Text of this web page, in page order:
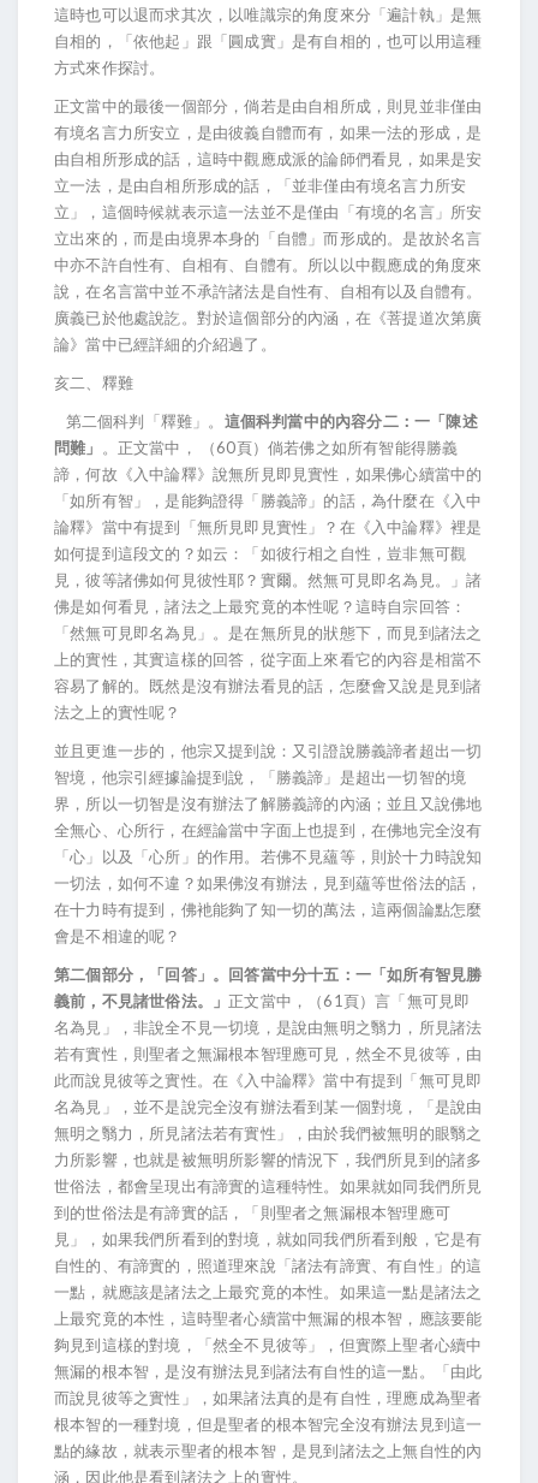
這時也可以退而求其次，以唯識宗的角度來分「遍計執」是無
自相的，「依他起」跟「圓成實」是有自相的，也可以用這種
方式來作探討。
正文當中的最後一個部分，倘若是由自相所成，則見並非僅由
有境名言力所安立，是由彼義自體而有，如果一法的形成，是
由自相所形成的話，這時中觀應成派的論師們看見，如果是安
立一法，是由自相所形成的話，「並非僅由有境名言力所安
立」，這個時候就表示這一法並不是僅由「有境的名言」所安
立出來的，而是由境界本身的「自體」而形成的。是故於名言
中亦不許自性有、自相有、自體有。所以以中觀應成的角度來
說，在名言當中並不承許諸法是自性有、自相有以及自體有。
廣義已於他處說訖。對於這個部分的內涵，在《菩提道次第廣
論》當中已經詳細的介紹過了。
亥二、釋難
第二個科判「釋難」。 這個科判當中的內容分二：一「陳述
問難」
。正文當中， （60頁）倘若佛之如所有智能得勝義
諦，何故《入中論釋》說無所見即見實性，如果佛心續當中的
「如所有智」，是能夠證得「勝義諦」的話，為什麼在《入中
論釋》當中有提到「無所見即見實性」？在《入中論釋》裡是
如何提到這段文的？如云：「如彼行相之自性，豈非無可觀
見，彼等諸佛如何見彼性耶？實爾。然無可見即名為見。」諸
佛是如何看見，諸法之上最究竟的本性呢？這時自宗回答：
「然無可見即名為見」。是在無所見的狀態下，而見到諸法之
上的實性，其實這樣的回答，從字面上來看它的內容是相當不
容易了解的。既然是沒有辦法看見的話，怎麼會又說是見到諸
法之上的實性呢？
並且更進一步的，他宗又提到說：又引證說勝義諦者超出一切
智境，他宗引經據論提到說，「勝義諦」是超出一切智的境
界，所以一切智是沒有辦法了解勝義諦的內涵；並且又說佛地
全無心、心所行，在經論當中字面上也提到，在佛地完全沒有
「心」以及「心所」的作用。若佛不見蘊等，則於十力時說知
一切法，如何不違？如果佛沒有辦法，見到蘊等世俗法的話，
在十力時有提到，佛衪能夠了知一切的萬法，這兩個論點怎麼
會是不相違的呢？
第二個部分，「回答」。回答當中分十五：一「如所有智見勝
義前，不見諸世俗法。」正文當中，（61頁）言「無可見即
名為見」，非說全不見一切境，是說由無明之翳力，所見諸法
若有實性，則聖者之無漏根本智理應可見，然全不見彼等，由
此而說見彼等之實性。在《入中論釋》當中有提到「無可見即
名為見」，並不是說完全沒有辦法看到某一個對境，「是說由
無明之翳力，所見諸法若有實性」，由於我們被無明的眼翳之
力所影響，也就是被無明所影響的情況下，我們所見到的諸多
世俗法，都會呈現出有諦實的這種特性。如果就如同我們所見
到的世俗法是有諦實的話，「則聖者之無漏根本智理應可
見」，如果我們所看到的對境，就如同我們所看到般，它是有
自性的、有諦實的，照道理來說「諸法有諦實、有自性」的這
一點，就應該是諸法之上最究竟的本性。如果這一點是諸法之
上最究竟的本性，這時聖者心續當中無漏的根本智，應該要能
夠見到這樣的對境，「然全不見彼等」，但實際上聖者心續中
無漏的根本智，是沒有辦法見到諸法有自性的這一點。「由此
而說見彼等之實性」，如果諸法真的是有自性，理應成為聖者
根本智的一種對境，但是聖者的根本智完全沒有辦法見到這一
點的緣故，就表示聖者的根本智，是見到諸法之上無自性的內
涵，因此他是看到諸法之上的實性。